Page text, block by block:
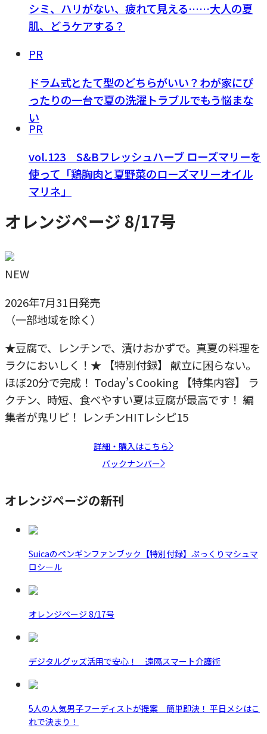
シミ、ハリがない、疲れて見える……大人の夏
肌、どうケアする？
PR
ドラム式とたて型のどちらがいい？わが家にぴ
ったりの一台で夏の洗濯トラブルでもう悩まな
い
PR
vol.123 S&Bフレッシュハーブ ローズマリーを
使って「鶏胸肉と夏野菜のローズマリーオイル
マリネ」
オレンジページ 8/17号
NEW
2026年7月31日発売
（一部地域を除く）
★豆腐で、レンチンで、漬けおかずで。真夏の料理を
ラクにおいしく！★ 【特別付録】 献立に困らない。
ほぼ20分で完成！ Today’s Cooking 【特集内容】 ラ
クチン、時短、食べやすい夏は豆腐が最高です！ 編
集者が鬼リピ！ レンチンHITレシピ15
詳細・購入はこちら
バックナンバー
オレンジページの新刊
Suicaのペンギンファンブック【特別付録】ぷっくりマシュマ
ロシール
オレンジページ 8/17号
デジタルグッズ活用で安心！ 遠隔スマート介護術
5人の人気男子フーディストが提案 簡単即決！ 平日メシはこ
れで決まり！